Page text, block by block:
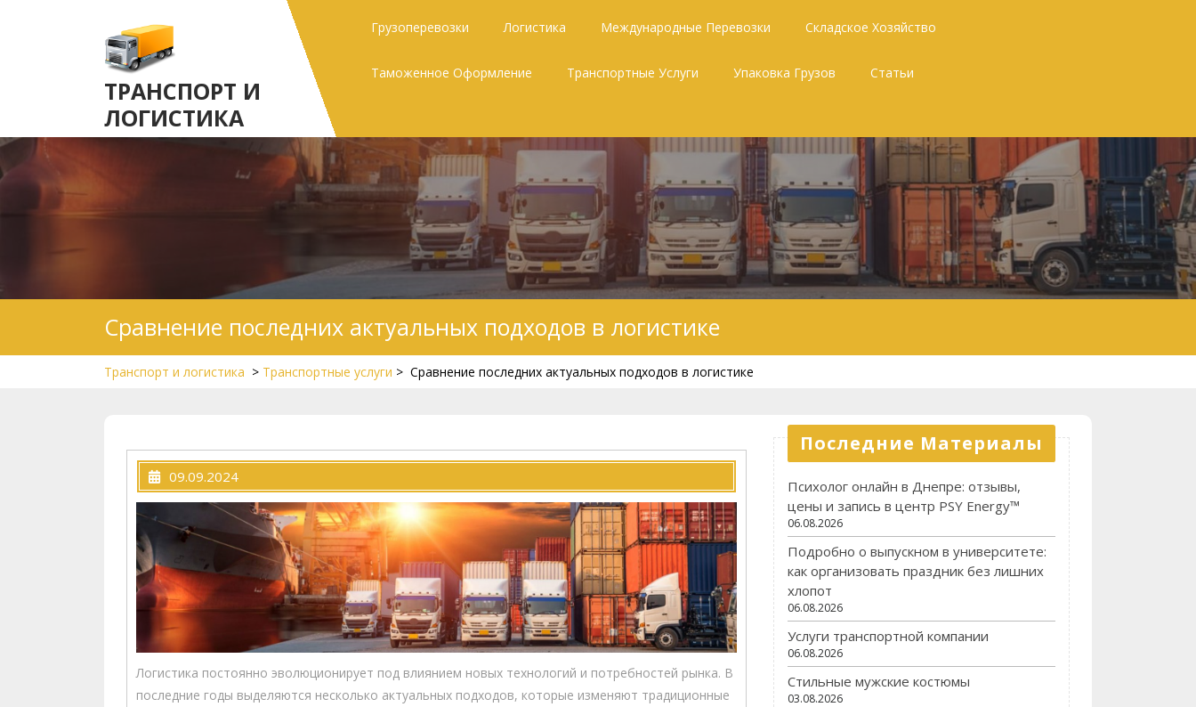
ТРАНСПОРТ И
ЛОГИСТИКА
Грузоперевозки Логистика Международные Перевозки Складское Хозяйство
Таможенное Оформление Транспортные Услуги Упаковка Грузов Статьи
Сравнение последних актуальных подходов в логистике
Транспорт и логистика > Транспортные услуги > Сравнение последних актуальных подходов в логистике
09.09.2024
Логистика постоянно эволюционирует под влиянием новых технологий и потребностей рынка. В
последние годы выделяются несколько актуальных подходов, которые изменяют традиционные
Последние Материалы
Психолог онлайн в Днепре: отзывы,
цены и запись в центр PSY Energy™
06.08.2026
Подробно о выпускном в университете:
как организовать праздник без лишних
хлопот
06.08.2026
Услуги транспортной компании
06.08.2026
Стильные мужские костюмы
03.08.2026